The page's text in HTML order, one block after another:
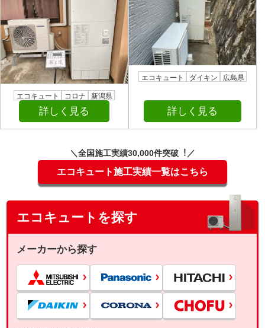
エコキュート コロナ 新潟県
詳しく見る
エコキュート ダイキン 広島県
詳しく見る
＼全国施⼯実績30,000件突破︕／
エコキュート施工実績一覧はこちら
エコキュートを探す
メーカーから探す